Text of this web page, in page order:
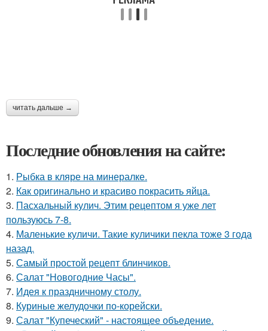
читать дальше →
Последние обновления на сайте:
1. Рыбка в кляре на минералке.
2. Как оригинально и красиво покрасить яйца.
3. Пасхальный кулич. Этим рецептом я уже лет
пользуюсь 7-8.
4. Маленькие куличи. Такие куличики пекла тоже 3 года
назад.
5. Самый простой рецепт блинчиков.
6. Салат "Новогодние Часы".
7. Идея к праздничному столу.
8. Куриные желудочки по-корейски.
9. Салат "Купеческий" - настоящее объедение.